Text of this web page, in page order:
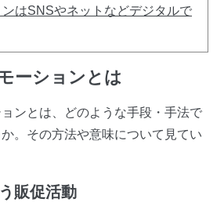
はSNSやネットなどデジタルで
ーションとは
ンとは、どのような手段・手法で
。その方法や意味について見てい
販促活動